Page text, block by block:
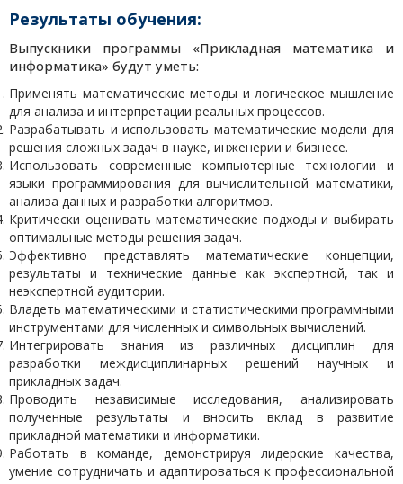
Результаты обучения:
Выпускники программы «Прикладная математика и
информатика» будут уметь:
Применять математические методы и логическое мышление
для анализа и интерпретации реальных процессов.
Разрабатывать и использовать математические модели для
решения сложных задач в науке, инженерии и бизнесе.
Использовать современные компьютерные технологии и
языки программирования для вычислительной математики,
анализа данных и разработки алгоритмов.
Критически оценивать математические подходы и выбирать
оптимальные методы решения задач.
Эффективно представлять математические концепции,
результаты и технические данные как экспертной, так и
неэкспертной аудитории.
Владеть математическими и статистическими программными
инструментами для численных и символьных вычислений.
Интегрировать знания из различных дисциплин для
разработки междисциплинарных решений научных и
прикладных задач.
Проводить независимые исследования, анализировать
полученные результаты и вносить вклад в развитие
прикладной математики и информатики.
Работать в команде, демонстрируя лидерские качества,
умение сотрудничать и адаптироваться к профессиональной